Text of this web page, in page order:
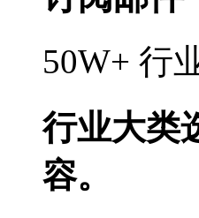
50W+ 行
行业大类
容。